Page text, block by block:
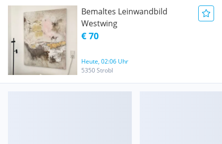
Bemaltes Leinwandbild
Westwing
€ 70
Heute, 02:06 Uhr
5350 Strobl